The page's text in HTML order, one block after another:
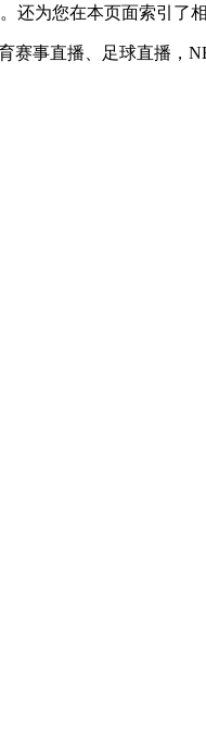
为您在本页面索引了
事直播、足球直播，